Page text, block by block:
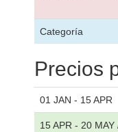
Categoría
Precios
01 JAN - 15 APR
15 APR - 20